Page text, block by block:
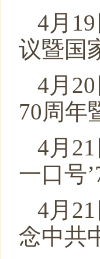
4月
议暨国
4月
70周年
4月
一口号
4月
念中共